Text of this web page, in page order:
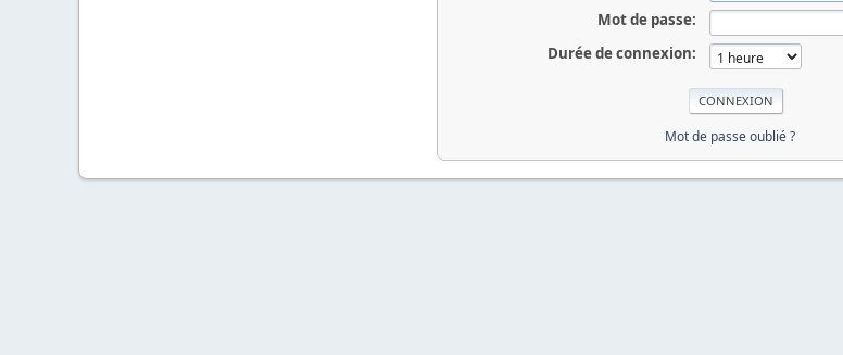
Mot de passe:
Durée de connexion:
Mot de passe oublié ?